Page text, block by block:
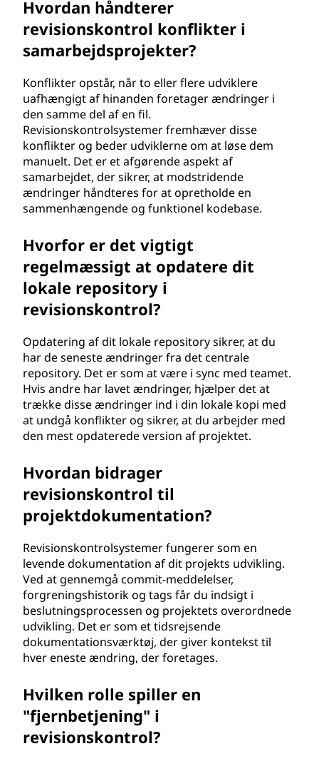
Hvordan håndterer
revisionskontrol konflikter i
samarbejdsprojekter?
Konflikter opstår, når to eller flere udviklere
uafhængigt af hinanden foretager ændringer i
den samme del af en fil.
Revisionskontrolsystemer fremhæver disse
konflikter og beder udviklerne om at løse dem
manuelt. Det er et afgørende aspekt af
samarbejdet, der sikrer, at modstridende
ændringer håndteres for at opretholde en
sammenhængende og funktionel kodebase.
Hvorfor er det vigtigt
regelmæssigt at opdatere dit
lokale repository i
revisionskontrol?
Opdatering af dit lokale repository sikrer, at du
har de seneste ændringer fra det centrale
repository. Det er som at være i sync med teamet.
Hvis andre har lavet ændringer, hjælper det at
trække disse ændringer ind i din lokale kopi med
at undgå konflikter og sikrer, at du arbejder med
den mest opdaterede version af projektet.
Hvordan bidrager
revisionskontrol til
projektdokumentation?
Revisionskontrolsystemer fungerer som en
levende dokumentation af dit projekts udvikling.
Ved at gennemgå commit-meddelelser,
forgreningshistorik og tags får du indsigt i
beslutningsprocessen og projektets overordnede
udvikling. Det er som et tidsrejsende
dokumentationsværktøj, der giver kontekst til
hver eneste ændring, der foretages.
Hvilken rolle spiller en
"fjernbetjening" i
revisionskontrol?